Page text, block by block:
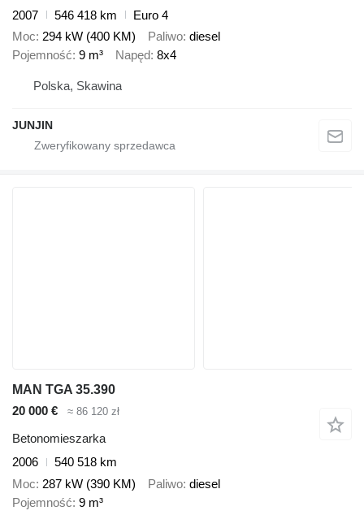
2007
546 418 km
Euro 4
Moc 294 kW (400 KM) Paliwo diesel
Pojemność 9 m³ Napęd 8x4
Polska, Skawina
JUNJIN
MAN TGA 35.390
20 000 €
≈ 86 120 zł
Betonomieszarka
2006
540 518 km
Moc 287 kW (390 KM) Paliwo diesel
Pojemność 9 m³